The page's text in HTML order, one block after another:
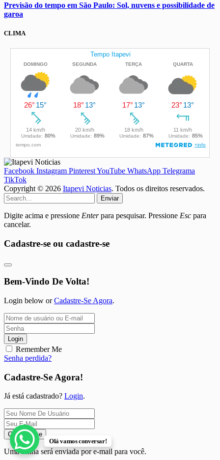
Previsão do tempo em São Paulo: Sol, nuvens e possibilidade de
garoa
CLIMA
Facebook Instagram PinterestYouTube WhatsApp Telegrama
TikTok
Copyright © 2026 Itapevi Noticias. Todos os direitos reservados.
Enviar
Digite acima e pressione Enterpara pesquisar. Pressione Esc para
cancelar.
Olá vamos conversar!
Cadastre-se ou cadastre-se
Bem-Vindo De Volta!
Login below orCadastre-Se Agora.
Login
Remember Me
Senha perdida?
Cadastre-Se Agora!
Já está cadastrado? Login.
Cadastre-se
Uma senha será enviada por e-mail para você.